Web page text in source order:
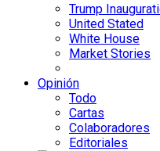
Trump
United Stated
White House
Market Stories
Opinión
Todo
Cartas
Colaboradores
Editoriales